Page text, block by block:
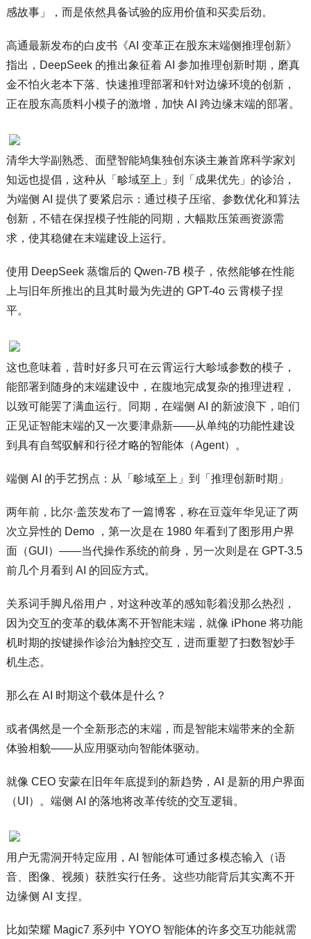
感故事」，而是依然具备试验的应用价值和买卖后劲。
高通最新发布的白皮书《AI 变革正在股东末端侧推理创新》
指出，DeepSeek 的推出象征着 AI 参加推理创新时期，磨真
金不怕火老本下落、快速推理部署和针对边缘环境的创新，
正在股东高质料小模子的激增，加快 AI 跨边缘末端的部署。
清华大学副熟悉、面壁智能鸠集独创东谈主兼首席科学家刘
知远也提倡，这种从「畛域至上」到「成果优先」的诊治，
为端侧 AI 提供了要紧启示：通过模子压缩、参数优化和算法
创新，不错在保捏模子性能的同期，大幅欺压策画资源需
求，使其稳健在末端建设上运行。
使用 DeepSeek 蒸馏后的 Qwen-7B 模子，依然能够在性能
上与旧年所推出的且其时最为先进的 GPT-4o 云霄模子捏
平。
这也意味着，昔时好多只可在云霄运行大畛域参数的模子，
能部署到随身的末端建设中，在腹地完成复杂的推理进程，
以致可能罢了满血运行。同期，在端侧 AI 的新波浪下，咱们
正见证智能末端的又一次要津鼎新——从单纯的功能性建设
到具有自驾驭解和行径才略的智能体（Agent）。
端侧 AI 的手艺拐点：从「畛域至上」到「推理创新时期」
两年前，比尔·盖茨发布了一篇博客，称在豆蔻年华见证了两
次立异性的 Demo ，第一次是在 1980 年看到了图形用户界
面（GUI）——当代操作系统的前身，另一次则是在 GPT-3.5
前几个月看到 AI 的回应方式。
关系词手脚凡俗用户，对这种改革的感知彰着没那么热烈，
因为交互的变革的载体离不开智能末端，就像 iPhone 将功能
机时期的按键操作诊治为触控交互，进而重塑了扫数智妙手
机生态。
那么在 AI 时期这个载体是什么？
或者偶然是一个全新形态的末端，而是智能末端带来的全新
体验相貌——从应用驱动向智能体驱动。
就像 CEO 安蒙在旧年年底提到的新趋势，AI 是新的用户界面
（UI）。端侧 AI 的落地将改革传统的交互逻辑。
用户无需洞开特定应用，AI 智能体可通过多模态输入（语
音、图像、视频）获胜实行任务。这些功能背后其实离不开
边缘侧 AI 支捏。
比如荣耀 Magic7 系列中 YOYO 智能体的许多交互功能就需